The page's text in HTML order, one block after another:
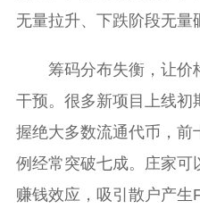
无量拉升、下跌阶段无量
筹码分布失衡，让价
干预。很多新项目上线初
握绝大多数流通代币，前
例经常突破七成。庄家可
赚钱效应，吸引散户产生